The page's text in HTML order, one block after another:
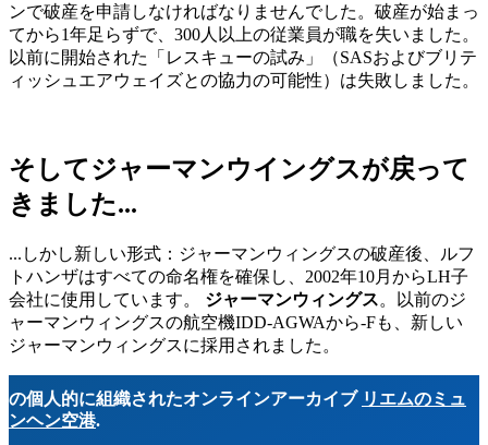
ンで破産を申請しなければなりませんでした。破産が始まっ
てから1年足らずで、300人以上の従業員が職を失いました。
以前に開始された「レスキューの試み」（SASおよびブリテ
ィッシュエアウェイズとの協力の可能性）は失敗しました。
そしてジャーマンウイングスが戻って
きました...
...しかし新しい形式：ジャーマンウィングスの破産後、ルフ
トハンザはすべての命名権を確保し、2002年10月からLH子
会社に使用しています。 ジャーマンウィングス。以前のジ
ャーマンウィングスの航空機IDD-AGWAから-Fも、新しい
ジャーマンウィングスに採用されました。
の個人的に組織されたオンラインアーカイブ リエムのミュ
ンヘン空港.